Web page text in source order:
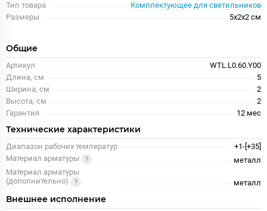
Тип товара
Комплектующее для светильников
Размеры
5x2x2 см
Общие
Артикул
WTL.L0.60.Y00
Длина, см
5
Ширина, см
2
Высота, см
2
Гарантия
12 меc
Технические характеристики
Диапазон рабочих температур
+1-[+35]
Материал арматуры
металл
Материал арматуры
(дополнительно)
металл
Внешнее исполнение